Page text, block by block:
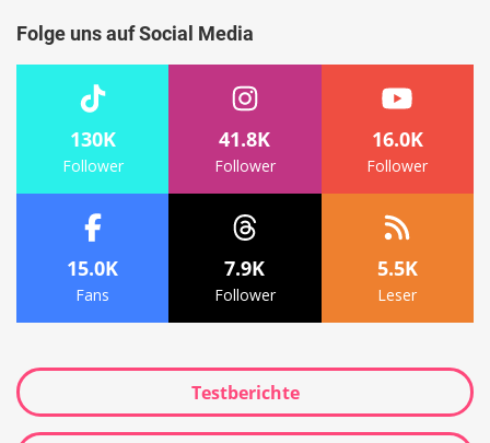
Folge uns auf Social Media
130K
Follower
41.8K
Follower
16.0K
Follower
15.0K
Fans
7.9K
Follower
5.5K
Leser
Testberichte